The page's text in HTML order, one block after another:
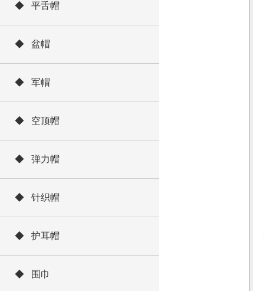
◆ 平舌帽
◆ 盆帽
◆ 军帽
◆ 空顶帽
◆ 弹力帽
◆ 针织帽
◆ 护耳帽
◆ 围巾